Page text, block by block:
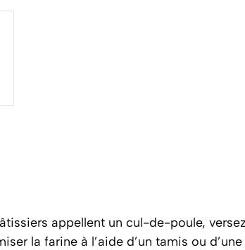
appellent un cul-de-poule,
la farine à l’aide d’un tamis ou